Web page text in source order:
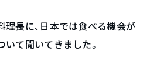
長に、日本では食べる機会が
て聞いてきました。